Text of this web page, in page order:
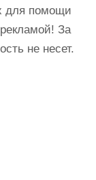
для помощи
За
не несет.